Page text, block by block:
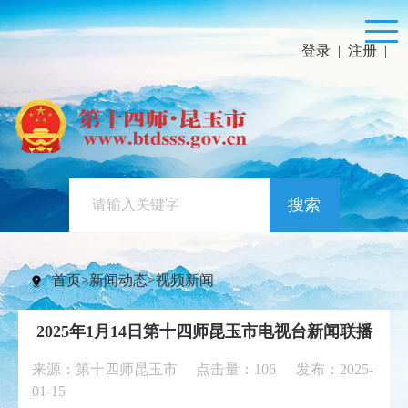
登录 | 注册 |
搜索
首页>新闻动态>视频新闻
2025年1月14日第十四师昆玉市电视台新闻联播
来源：第十四师昆玉市 点击量： 106
发布：2025-
01-15